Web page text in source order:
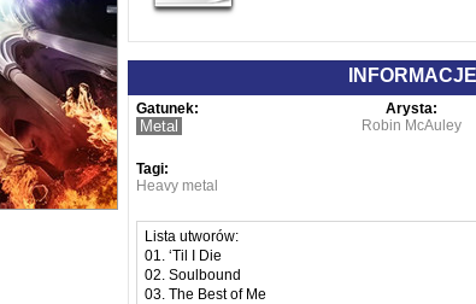
INFORMACJE
Gatunek:
Metal
Arysta:
Robin McAuley
Tagi:
Heavy metal
Lista utworów:
01. ‘Til I Die
02. Soulbound
03. The Best of Me